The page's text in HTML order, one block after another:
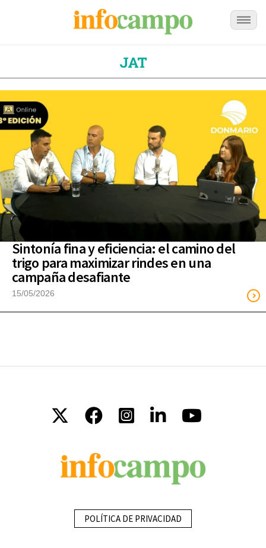
JAT
Sintonía fina y eficiencia: el camino del
trigo para maximizar rindes en una
campaña desafiante
15/05/2026
POLÍTICA DE PRIVACIDAD